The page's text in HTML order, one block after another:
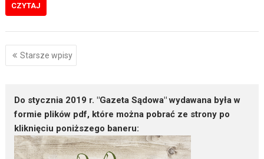
CZYTAJ
Nawigacja
po
Starsze wpisy
Do stycznia 2019 r. "Gazeta Sądowa" wydawana była w
formie plików pdf, które można pobrać ze strony po
kliknięciu poniższego baneru: